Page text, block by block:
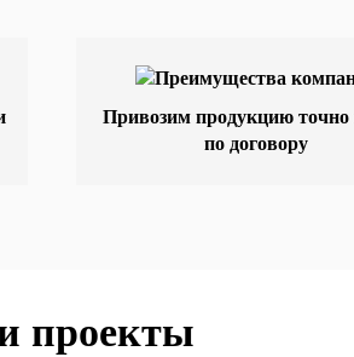
Привозим продукцию точно
по договору
проекты